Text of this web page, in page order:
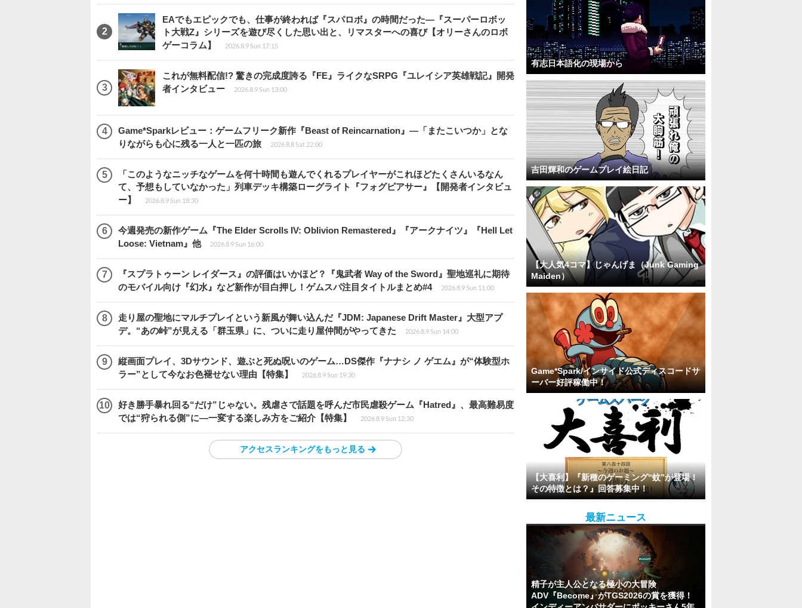
EAでもエピックでも、仕事が終われば『スパロボ』の時間だった―『スーパーロボッ
ト大戦Z』シリーズを遊び尽くした思い出と、リマスターへの喜び【オリーさんのロボ
ゲーコラム】
2026.8.9 Sun 17:15
これが無料配信!? 驚きの完成度誇る『FE』ライクなSRPG『ユレイシア英雄戦記』開発
者インタビュー
2026.8.9 Sun 13:00
Game*Sparkレビュー：ゲームフリーク新作『Beast of Reincarnation』―「またこいつか」とな
りながらも心に残る一人と一匹の旅
2026.8.8 Sat 22:00
「このようなニッチなゲームを何十時間も遊んでくれるプレイヤーがこれほどたくさんいるなん
て、予想もしていなかった」列車デッキ構築ローグライト『フォグピアサー』【開発者インタビュ
ー】
2026.8.9 Sun 18:30
今週発売の新作ゲーム『The Elder Scrolls IV: Oblivion Remastered』『アークナイツ』『Hell Let
Loose: Vietnam』他
2026.8.9 Sun 16:00
『スプラトゥーン レイダース』の評価はいかほど？『鬼武者 Way of the Sword』聖地巡礼に期待
のモバイル向け『幻水』など新作が目白押し！ゲムスパ注目タイトルまとめ#4
2026.8.9 Sun 11:00
走り屋の聖地にマルチプレイという新風が舞い込んだ『JDM: Japanese Drift Master』大型アプ
デ。“あの峠”が見える「群玉県」に、ついに走り屋仲間がやってきた
2026.8.9 Sun 14:00
縦画面プレイ、3Dサウンド、遊ぶと死ぬ呪いのゲーム…DS傑作『ナナシ ノ ゲエム』が“体験型ホ
ラー”として今なお色褪せない理由【特集】
2026.8.9 Sun 19:30
好き勝手暴れ回る“だけ”じゃない。残虐さで話題を呼んだ市民虐殺ゲーム『Hatred』、最高難易度
では“狩られる側”に―一変する楽しみ方をご紹介【特集】
2026.8.9 Sun 12:30
アクセスランキングをもっと見る
有志日本語化の現場から
吉田輝和のゲームプレイ絵日記
【大人気4コマ】じゃんげま（Junk Gaming
Maiden）
Game*Spark/インサイド公式ディスコードサ
ーバー好評稼働中！
【大喜利】『新種のゲーミング“蚊”が登場！
その特徴とは？』回答募集中！
最新ニュース
精子が主人公となる極小の大冒険
ADV『Become』がTGS2026の賞を獲得！